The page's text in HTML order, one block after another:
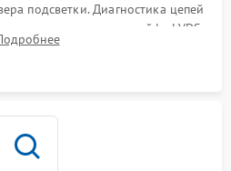
подсветки. Диагностика цепей
сигналов на шлейфе LVDS